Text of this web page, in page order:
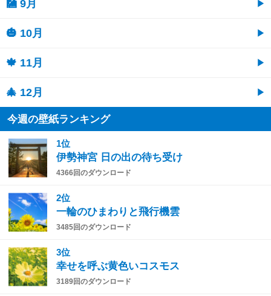
🎑 9月
🎃 10月
🍁 11月
🎄 12月
今週の壁紙ランキング
1位
伊勢神宮 日の出の待ち受け
4366回のダウンロード
2位
一輪のひまわりと飛行機雲
3485回のダウンロード
3位
幸せを呼ぶ黄色いコスモス
3189回のダウンロード